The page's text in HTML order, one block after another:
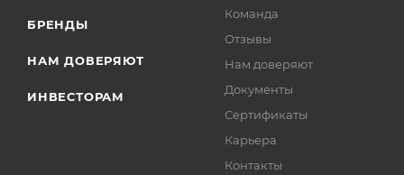
БРЕНДЫ
НАМ ДОВЕРЯЮТ
ИНВЕСТОРАМ
Команда
Отзывы
Нам доверяют
Документы
Сертификаты
Карьера
Контакты